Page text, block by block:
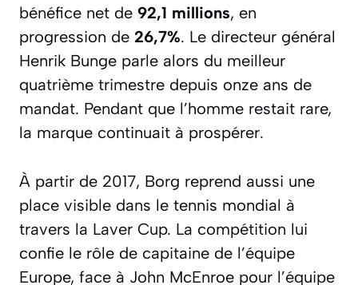
bénéfice net de 92,1 millions, en
progression de 26,7%. Le directeur général
Henrik Bunge parle alors du meilleur
quatrième trimestre depuis onze ans de
mandat. Pendant que l’homme restait rare,
la marque continuait à prospérer.
À partir de 2017, Borg reprend aussi une
place visible dans le tennis mondial à
travers la Laver Cup. La compétition lui
confie le rôle de capitaine de l’équipe
Europe, face à John McEnroe pour l’équipe